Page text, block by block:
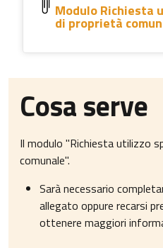
Modulo Richiesta
di proprietà
Cosa serve
Il modulo "Richiesta utilizzo
comunale".
Sarà necessario
allegato oppure recarsi
ottenere maggiori